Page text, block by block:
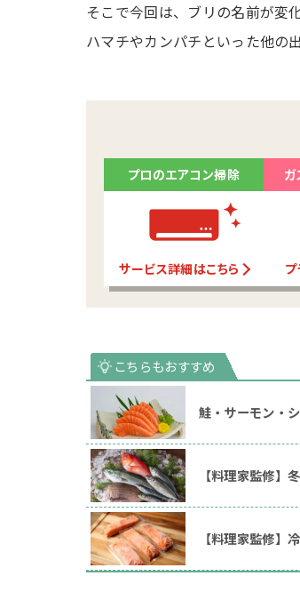
そこで今回は、ブリの名前が変
ハマチやカンパチといった他の
プロのエアコン掃除
サービス詳細はこちら
ガ
鮭・サーモン・
【料理家監修】
【料理家監修】